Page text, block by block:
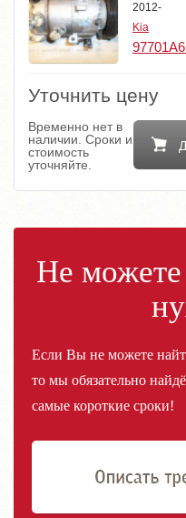
2012-
Kia
Уточнить цену
Временно нет в
наличии. Сроки и
стоимость
уточняйте.
Не можете
Если Вы не можете
то мы обязательно
самые короткие сроки!